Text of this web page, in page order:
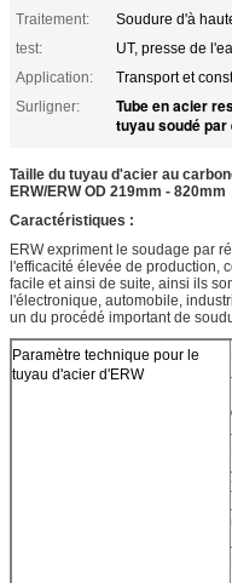
Traitement:
Soudure d'à
test:
UT, presse de
Application:
Transport et
Surligner:
Tube en acier
tuyau soudé par
Taille du tuyau d'acier au
ERW/ERW OD 219mm - 820mm
Caractéristiques :
ERW expriment le soudage par
l'efficacité élevée de production,
facile et ainsi de suite, ainsi ils
l'électronique, automobile,
un du procédé important de
Paramètre technique pour le
tuyau d'acier d'ERW